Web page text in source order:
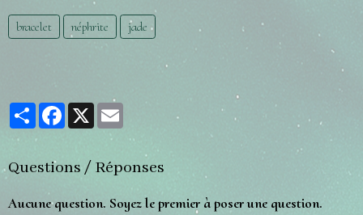
bracelet néphrite jade
PartagerFacebook
X
Questions / Réponses
Aucune question. Soyez le premier à poser une question.